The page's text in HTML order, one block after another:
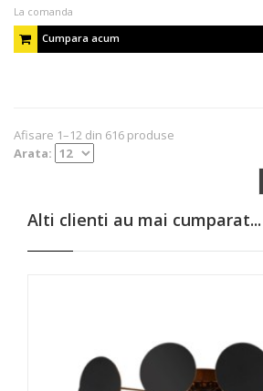
La comanda
Cumpara acum
Afisare 1–12 din 616 produse
Arata:
Alti clienti au mai cumparat...